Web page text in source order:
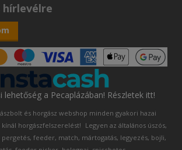
hírlevélre
lehetőség a Pecaplázában! Részletek itt!
és horgász webshop minden gyakori hazai
horgászfelszerelést! Legyen az általános úszós,
feeder, match, mártogatás, legyezés, bojli,